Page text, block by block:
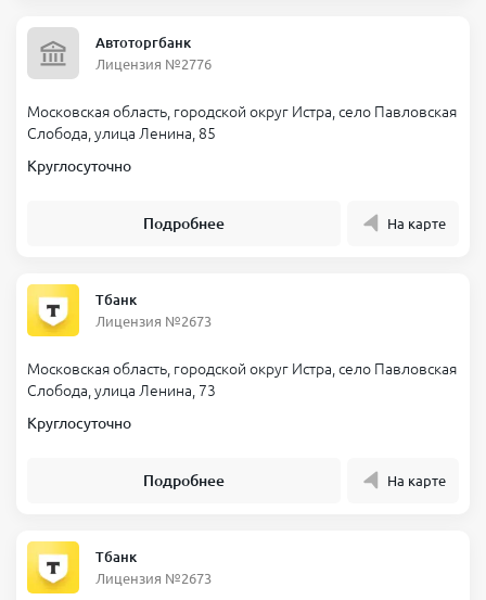
Автоторгбанк
Лицензия №2776
Московская область, городской округ Истра, село Павловская
Слобода, улица Ленина, 85
Круглосуточно
Подробнее На карте
Тбанк
Лицензия №2673
Московская область, городской округ Истра, село Павловская
Слобода, улица Ленина, 73
Круглосуточно
Подробнее На карте
Тбанк
Лицензия №2673